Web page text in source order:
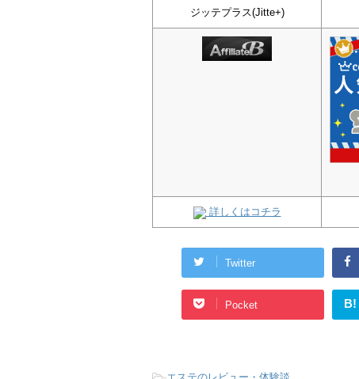
ジッテプラス(Jitte+)
詳しくはコチラ
Twitter
Pocket B!